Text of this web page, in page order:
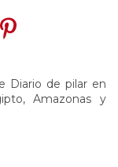
Diario de pilar en
Amazonas y